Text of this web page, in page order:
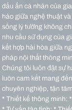
dấu ấn cá nhân của
hảo giữa nghệ thuật
sống lý tưởng không
nhu cầu sử dụng của
kết hợp hài hòa giữa
pháp nội thất thông
Chúng tôi luôn đặt sự
luôn cam kết mang
chuyên nghiệp, tận
* Thiết kế thông minh: